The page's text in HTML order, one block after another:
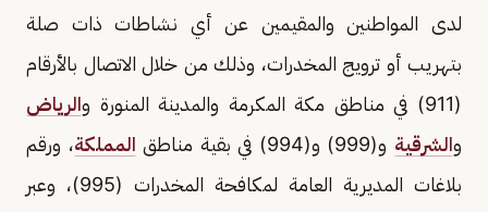
لدى المواطنين والمقيمين عن أي نشاطات ذات صلة
بتهريب أو ترويج المخدرات، وذلك من خلال الاتصال بالأرقام
(911) في مناطق مكة المكرمة والمدينة المنورة و
الرياض
والشرقية و(999) و(994) في بقية مناطق المملكة، ورقم
بلاغات المديرية العامة لمكافحة المخدرات (995)، وعبر